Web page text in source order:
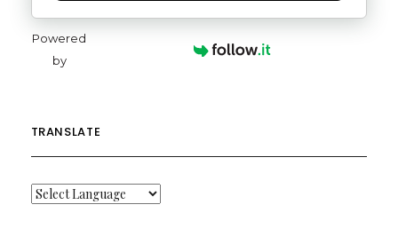
Powered
by
TRANSLATE